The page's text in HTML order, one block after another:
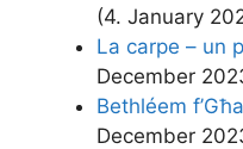
(4. January
La carpe – un
December
Bethléem
December